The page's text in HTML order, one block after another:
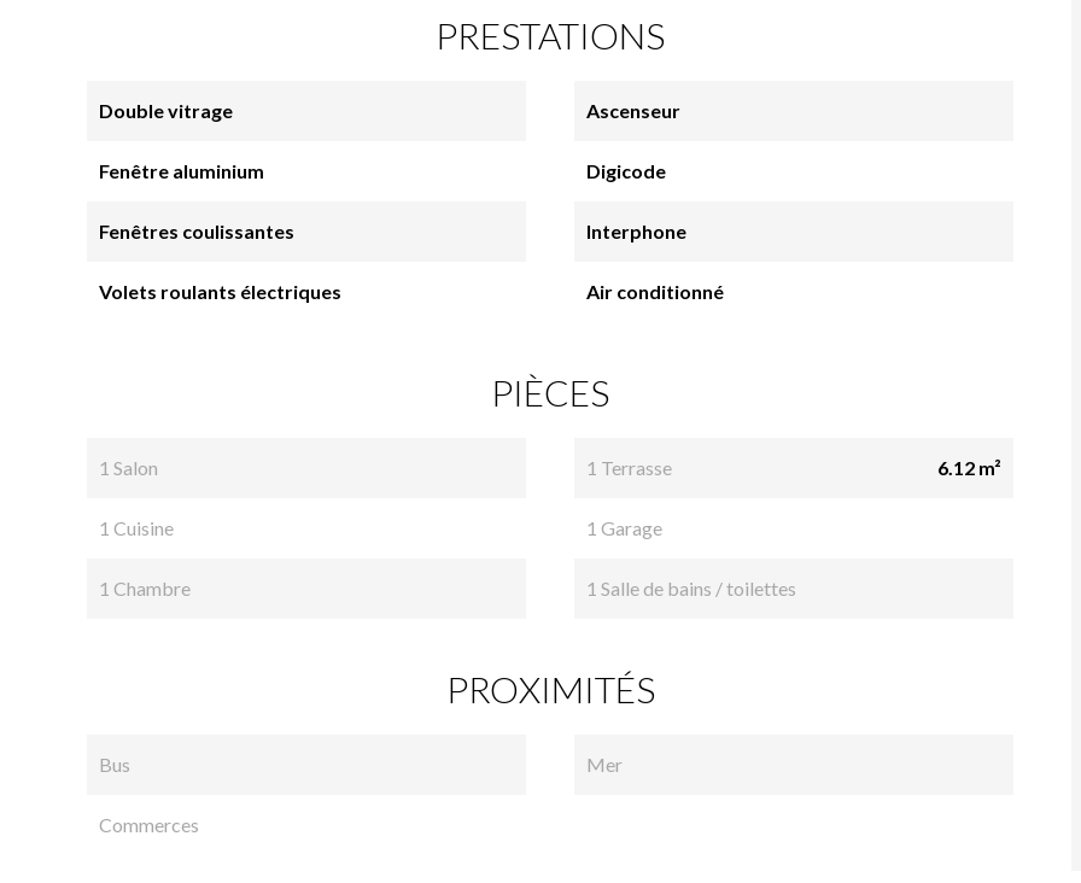
PRESTATIONS
Double vitrage
Fenêtre aluminium
Fenêtres coulissantes
Volets roulants électriques
Ascenseur
Digicode
Interphone
Air conditionné
PIÈCES
1 Salon
1 Cuisine
1 Chambre
1 Terrasse 6.12 m²
1 Garage
1 Salle de bains / toilettes
PROXIMITÉS
Bus
Commerces
Mer